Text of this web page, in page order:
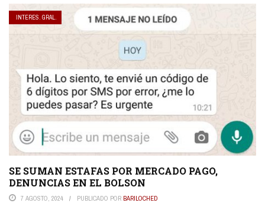
INTERES. GRAL.
SE SUMAN ESTAFAS POR MERCADO PAGO,
DENUNCIAS EN EL BOLSON
7 AGOSTO, 2024 PUBLICADO POR BARILOCHED